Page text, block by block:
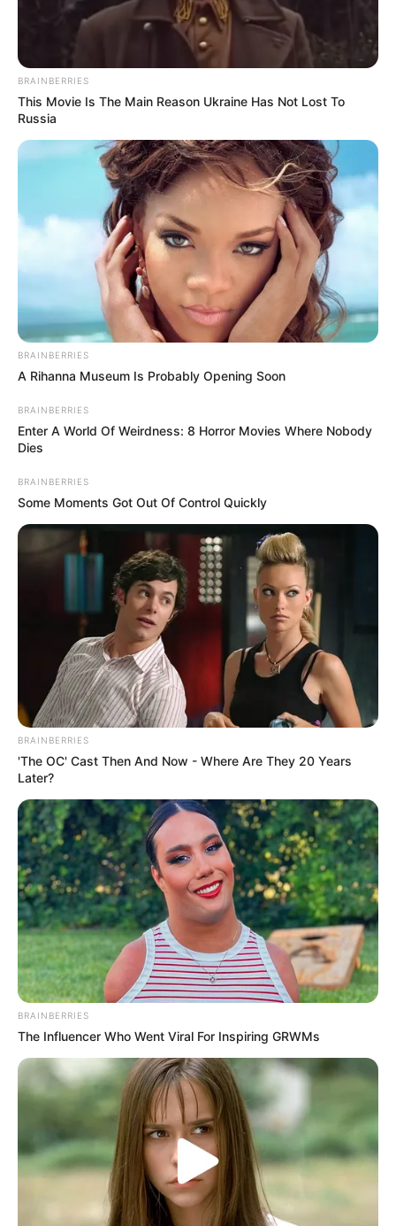
Why this ordinary drink is the secret to feeling
your best every day
Disney’s Live-Action Simba Was Based On The
Cutest Lion Cub Ever
Hidden Sins: 15 Bible Prohibited Acts We All
Commit!
BRAINBERRIES
BRAINBERRIES
Are You The Same Alone And With Others? Find
BRAINBERRIES
BRAINBERRIES
This Movie Is The Main Reason Ukraine Has Not Lost To
Russia
BRAINBERRIES
A Rihanna Museum Is Probably Opening Soon
BRAINBERRIES
Enter A World Of Weirdness: 8 Horror Movies Where Nobody
Dies
BRAINBERRIES
Some Moments Got Out Of Control Quickly
BRAINBERRIES
'The OC' Cast Then And Now - Where Are They 20 Years
Later?
BRAINBERRIES
The Influencer Who Went Viral For Inspiring GRWMs